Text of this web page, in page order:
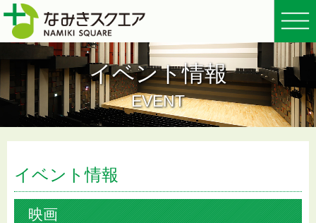
イベント情報
EVENT
イベント情報
映画